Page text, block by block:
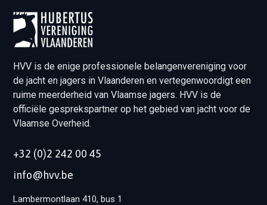
HVV is de enige professionele belangenvereniging voor
de jacht en jagers in Vlaanderen en vertegenwoordigt een
ruime meerderheid van Vlaamse jagers. HVV is de
officiële gesprekspartner op het gebied van jacht voor de
Vlaamse Overheid.
+32 (0)2 242 00 45
info@hvv.be
Lambermontlaan 410, bus 1